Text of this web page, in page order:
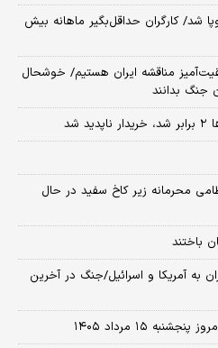
شد/ کارگران حداقل‌بگیر ماهانه بیش
مناقشه ایران هستیم/ خوشحال
جنگ بدانند
محرمانه زیر کاخ سفید در حال
به آمریکا و اسرائیل/جنگ در آخرین
۱۵ مرداد ۱۴۰۵